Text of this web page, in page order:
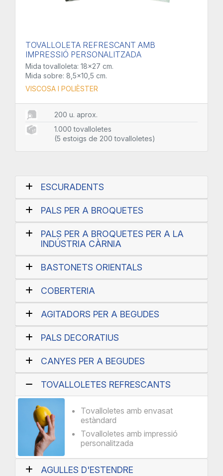
ESCURADENTS
PALS PER A BROQUETES
PALS PER A BROQUETES PER A LA
INDÚSTRIA CÀRNIA
BASTONETS ORIENTALS
COBERTERIA
AGITADORS PER A BEGUDES
PALS DECORATIUS
CANYES PER A BEGUDES
TOVALLOLETES REFRESCANTS
Tovalloletes amb envasat
estàndard
Tovalloletes amb impressió
personalitzada
AGULLES D'ESTENDRE
TOVALLOLETA REFRESCANT AMB
IMPRESSIÓ PERSONALITZADA
Mida tovalloleta: 18x27 cm.
Mida sobre: 8,5x10,5 cm.
VISCOSA I POLIÈSTER
200 u. aprox.
1.000 tovalloletes
(5 estoigs de 200 tovalloletes)